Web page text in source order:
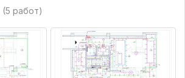
оборудовании или
маркам/моделям.
подбор оборудования, монтаж,
умный дом и т.д.
(5 работ)